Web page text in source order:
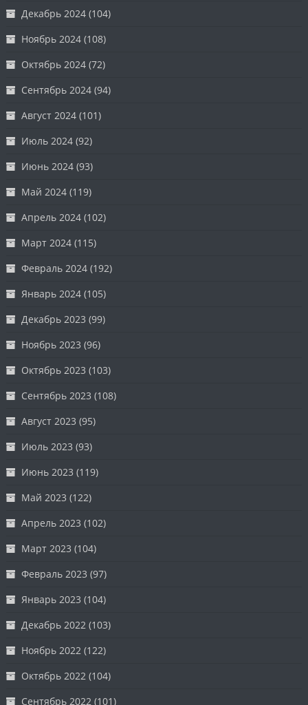
Декабрь 2024 (104)
Ноябрь 2024 (108)
Октябрь 2024 (72)
Сентябрь 2024 (94)
Август 2024 (101)
Июль 2024 (92)
Июнь 2024 (93)
Май 2024 (119)
Апрель 2024 (102)
Март 2024 (115)
Февраль 2024 (192)
Январь 2024 (105)
Декабрь 2023 (99)
Ноябрь 2023 (96)
Октябрь 2023 (103)
Сентябрь 2023 (108)
Август 2023 (95)
Июль 2023 (93)
Июнь 2023 (119)
Май 2023 (122)
Апрель 2023 (102)
Март 2023 (104)
Февраль 2023 (97)
Январь 2023 (104)
Декабрь 2022 (103)
Ноябрь 2022 (122)
Октябрь 2022 (104)
Сентябрь 2022 (101)